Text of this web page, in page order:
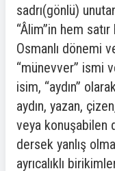
sadrı(gönlü)
“Âlim”in hem
Osmanlı dönemi
“münevver” ismi
isim, “aydın”
aydın, yazan,
veya konuşabilen
dersek yanlış
ayrıcalıklı